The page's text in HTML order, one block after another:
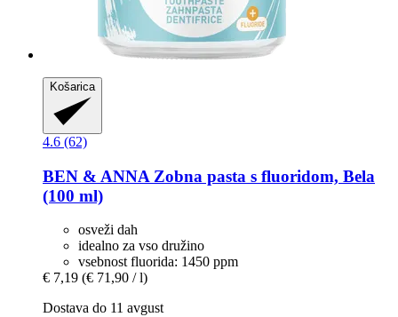
Košarica
4.6 (62)
BEN & ANNA Zobna pasta s fluoridom, Bela
(100 ml)
osveži dah
idealno za vso družino
vsebnost fluorida: 1450 ppm
€ 7,19 (€ 71,90 / l)
Dostava do 11 avgust